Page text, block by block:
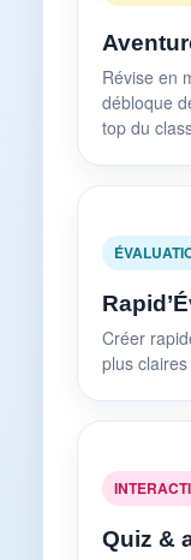
Révise en
débloque
top du
Créer
plus
Quiz &